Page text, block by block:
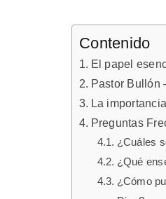
Contenido
El papel
Pastor Bullón
La
Preguntas
¿Cuáles
¿Qué
¿Cómo